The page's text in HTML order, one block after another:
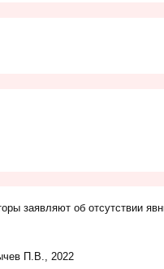
заявляют об отсутствии
П.В., 2022